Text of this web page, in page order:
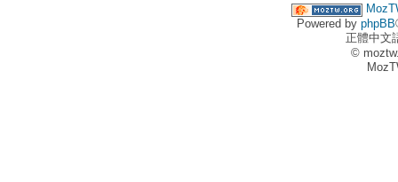
Powered by phpBB
正體中文
©